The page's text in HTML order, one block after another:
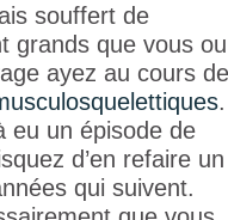
souffert de
grands que vous ou
ayez au cours de
.
eu un épisode de
d’en refaire un
qui suivent.